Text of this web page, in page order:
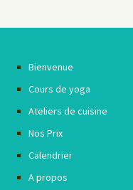
Bienvenue
Cours de yoga
Ateliers de cuisine
Nos Prix
Calendrier
A propos